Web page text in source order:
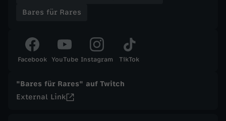
e
t
ä
g
Bares für Rares
Facebook YouTube Instagram TikTok
"Bares für Rares" auf Twitch
External Link